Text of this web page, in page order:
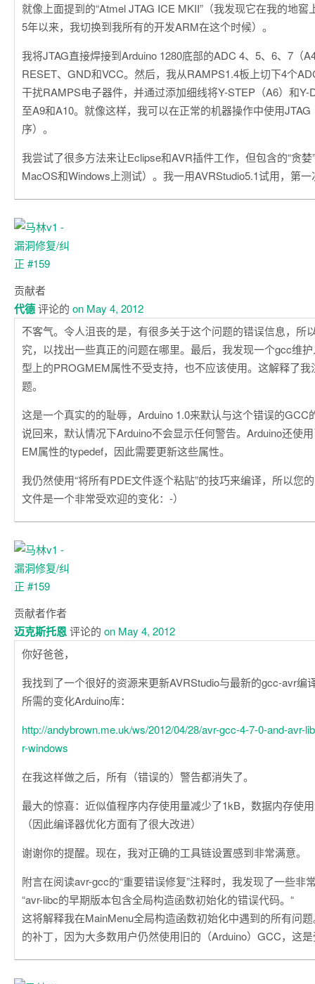
就像上面提到的“Atmel JTAG ICE MKII”（我发现它在我的地窖
5年以来，我切换到我所有的开发ARM在这个时候）。
我将JTAG直接焊接到Arduino 1280底部的ADC 4、5、6、7（
RESET、GND和VCC。然后，我从RAMPS1.4板上切下4个
干扰RAMPS电子器件，并通过添加细线将Y-STEP（A6）和Y-
至A9和A10。就像这样，我可以在正常的机器操作中使用
序）。
我尝试了很多方法来让Eclipse和AVR插件工作，但包含的“贪
MacOS和Windows上测试）。我一用AVRStudio5.1试用，第
贡献者
代德评论的 on May 4, 2012
不客气。令人沮丧的是，有很多关于这个问题的错误信息，所
究，以找出一些真正的问题在哪里。最后，我发现一个gcc维
型上的PROGMEM属性不受支持，也不应该使用。这解释了
题。
这是一个真实的的耻辱，Arduino 1.0来默认与这个错误的GCC
说回来，默认情况下Arduino不会显示任何警告。Arduino还使
EM属性的typedef，因此需要更新这些属性。
我仍然使用“将所有PDE文件逐个粘贴”的技巧来编译，所以您
文件是一个非常受欢迎的变化：-）
贡献者作者
迈克斯托恩评论的 on May 4, 2012
你好爸爸，
我找到了一个很好的资源来更新AVRStudio与最新的gcc-avr编
所需的变化Arduino库：
http://andybrown.me.uk/ws/2012/04/28/avr-gcc-4-7-0-and-avr-
r-windows
在我这样做之后，所有（错误的）警告都消失了。
最大的惊喜：近似值程序内存使用量减少了1kB，数据内存使
（因此编译器优化方面有了很大改进）
谢谢你的提醒。现在，我对正确的工具链设置感到非常满意。
附言在阅读avr-gcc的“重要错误修复”注释时，我发现了一些非
“avr-libc的早期版本包含全局构造函数初始化的错误代码。“
这将解释我在MainMenu全局构造函数初始化中遇到的所有问
的补丁，因为大多数用户仍然使用旧的（Arduino）GCC，这